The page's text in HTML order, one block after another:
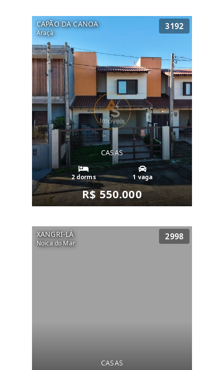
CAPÃO DA CANOA
Araçá
3192
CASAS
2 dorms 1 vaga
R$ 550.000
XANGRI-LÁ
Noica do Mar
2998
CASAS